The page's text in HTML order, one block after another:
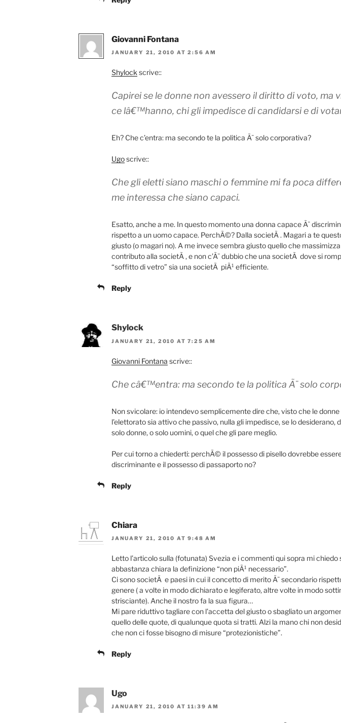
Giovanni Fontana
JANUARY 21, 2010 AT 2:56 AM
Shylock scrive::
Capirei se le donne non avessero il diritto di voto, ma
ce lâ€™hanno, chi gli impedisce di candidarsi e di
Eh? Che c’entra: ma secondo te la politica Ã¨ solo corporativa?
Ugoscrive::
Che gli eletti siano maschi o femmine mi fa poca
me interessa che siano capaci.
Esatto, anche a me. In questo momento una donna capace Ã¨
rispetto a un uomo capace. PerchÃ©? Dalla societÃ . Magari a te
giusto (o magari no). A me invece sembra giusto quello che
contributo alla societÃ , e non c’Ã¨ dubbio che una societÃ dove si
“soffitto di vetro” sia una societÃ piÃ¹ efficiente.
Reply
Shylock
JANUARY 21, 2010 AT 7:25 AM
Giovanni Fontana scrive::
Che câ€™entra: ma secondo te la politica Ã¨ solo
Non svicolare: io intendevo semplicemente dire che, visto che le donne
l’elettorato sia attivo che passivo, nulla gli impedisce, se lo desiderano,
solo donne, o solo uomini, o quel che gli pare meglio.
Per cui torno a chiederti: perchÃ© il possesso di pisello dovrebbe
discriminante e il possesso di passaporto no?
Reply
Chiara
JANUARY 21, 2010 AT 9:48 AM
Letto l’articolo sulla (fotunata) Svezia e i commenti qui sopra mi chiedo
abbastanza chiara la definizione “non piÃ¹ necessario”.
Ci sono societÃ e paesi in cui il concetto di merito Ã¨ secondario
genere ( a volte in modo dichiarato e legiferato, altre volte in modo
strisciante). Anche il nostro fa la sua figura…
Mi pare riduttivo tagliare con l’accetta del giusto o sbagliato un
quello delle quote, di qualunque quota si tratti. Alzi la mano chi non
che non ci fosse bisogno di misure “protezionistiche”.
Reply
Ugo
JANUARY 21, 2010 AT 11:39 AM